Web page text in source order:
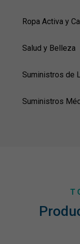
Ropa Activa y
Salud y Belleza
Suministros de
Suministros